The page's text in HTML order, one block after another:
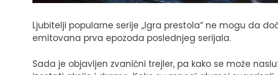
Ljubitelji popularne serije „Igra prestola“ ne mogu da
emitovana prva epozoda poslednjeg serijala.
Sada je objavljen zvanični trejler, pa kako se može